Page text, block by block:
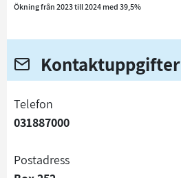
Ökning från 2023 till 2024 med 39,5%
Kontaktuppgifter
telefon
031887000
Postadress